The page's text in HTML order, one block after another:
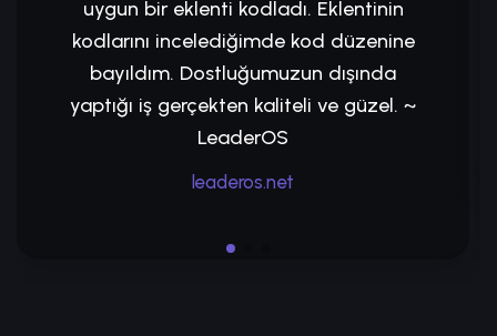
uygun bir eklenti kodladı. Eklentinin
kodlarını incelediğimde kod düzenine
bayıldım. Dostluğumuzun dışında
yaptığı iş gerçekten kaliteli ve güzel. ~
LeaderOS
leaderos.net